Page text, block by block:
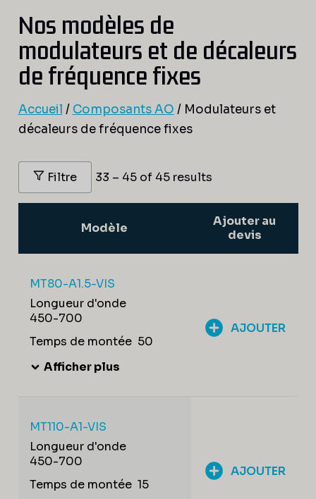
Nos modèles de
modulateurs et de décaleurs
de fréquence fixes
Accueil / Composants AO / Modulateurs et
décaleurs de fréquence fixes
Filtre 33 – 45 of 45 results
Modèle
Ajouter au
devis
MT80-A1.5-VIS
Longueur d'onde
450-700
Temps de montée 50
Afficher plus
AJOUTER
MT110-A1-VIS
Longueur d'onde
450-700
Temps de montée 15
AJOUTER